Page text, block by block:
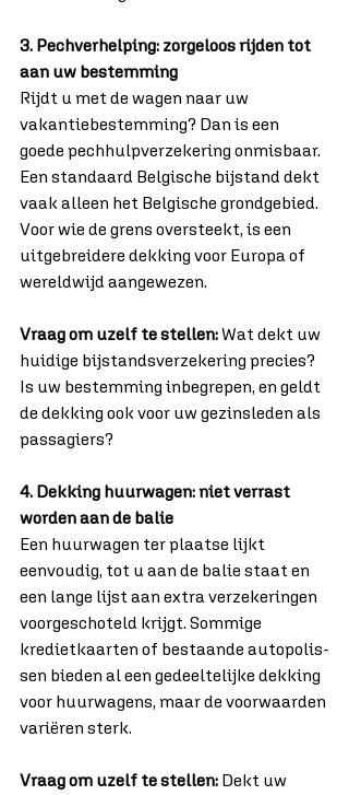
3. Pechverhelping: zorgeloos rijden tot
aan uw bestemming
Rijdt u met de wagen naar uw
vakantiebestemming? Dan is een
goede pechhulpverzekering onmisbaar.
Een standaard Belgische bijstand dekt
vaak alleen het Belgische grondgebied.
Voor wie de grens oversteekt, is een
uitgebreidere dekking voor Europa of
wereldwijd aangewezen.
Vraag om uzelf te stellen: Wat dekt uw
huidige bijstandsverzekering precies?
Is uw bestemming inbegrepen, en geldt
de dekking ook voor uw gezinsleden als
passagiers?
4. Dekking huurwagen: niet verrast
worden aan de balie
Een huurwagen ter plaatse lijkt
eenvoudig, tot u aan de balie staat en
een lange lijst aan extra verzekeringen
voorgeschoteld krijgt. Sommige
kredietkaarten of bestaande autopolis­
sen bieden al een gedeeltelijke dekking
voor huurwagens, maar de voorwaarden
variëren sterk.
Vraag om uzelf te stellen: Dekt uw